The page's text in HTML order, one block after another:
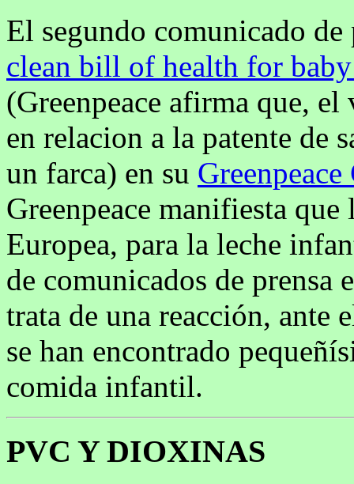
El segundo comunicado
clean bill of health for
(Greenpeace afirma que,
en relacion a la patente de
un farca) en su
Greenpeace manifiesta
Europea, para la leche
de comunicados de prensa
trata de una reacción, ante
se han encontrado
comida infantil.
PVC Y DIOXINAS